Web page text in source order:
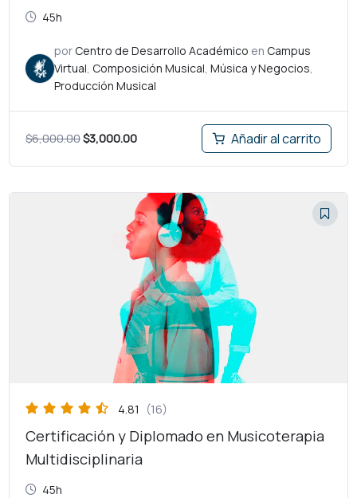
45h
por Centro de Desarrollo Académico en Campus
Virtual, Composición Musical, Música y Negocios,
Producción Musical
$6,000.00$3,000.00 Añadir al carrito
4.81 (16)
Certificación y Diplomado en Musicoterapia
Multidisciplinaria
45h
original
$10,000.00.
El
precio
actual
es:
$3,000.00.